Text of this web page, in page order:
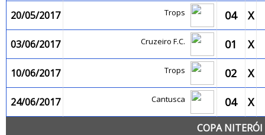
20/05/2017 Trops 04 X
03/06/2017 Cruzeiro F.C. 01 X
10/06/2017 Trops 02 X
24/06/2017 Cantusca 04 X
COPA